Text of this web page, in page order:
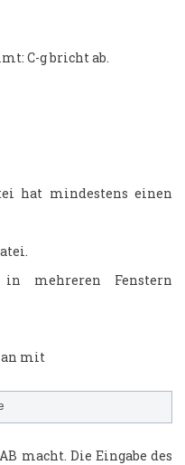
C-g bricht ab.
hat mindestens einen
mehreren Fenstern
mit
macht. Die Eingabe des